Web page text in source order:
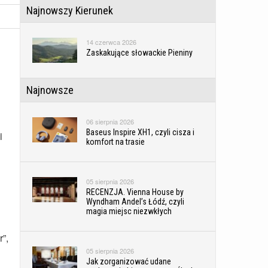
Najnowszy Kierunek
14 czerwca 2026
Zaskakujące słowackie Pieniny
Najnowsze
06 sierpnia 2026
Baseus Inspire XH1, czyli cisza i
komfort na trasie
05 sierpnia 2026
RECENZJA. Vienna House by
Wyndham Andel’s Łódź, czyli
magia miejsc niezwkłych
05 sierpnia 2026
Jak zorganizować udane